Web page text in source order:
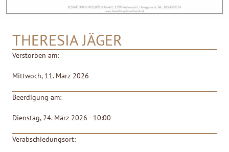
THERESIA JÄGER
Verstorben am:
Mittwoch, 11. März 2026
Beerdigung am:
Dienstag, 24. März 2026 - 10:00
Verabschiedungsort: